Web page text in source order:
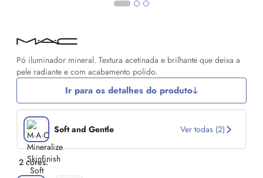
Pó iluminador mineral. Textura acetinada e brilhante que deixa a
pele radiante e com acabamento polido.
Ir para os detalhes do produto
Soft and Gentle Ver todas (2)
2 cores: